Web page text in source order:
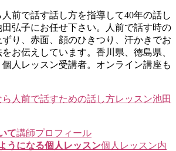
前で話す話し方を指導して40年の話し
弘子にお任せ下さい。人前で話す時の
り、赤面、顔のひきつり、汗かきでお
お伝えしています。香川県、徳島県、
人レッスン受講者。オンライン講座も
て講師プロフィール
うになる個人レッスン個人レッスン内